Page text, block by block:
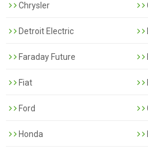
Chrysler
Detroit Electric
Faraday Future
Fiat
Ford
Honda